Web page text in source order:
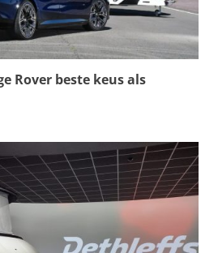
Rover beste keus als